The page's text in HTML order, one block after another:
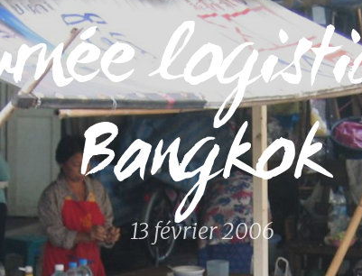
Bangkok
13 février 2006